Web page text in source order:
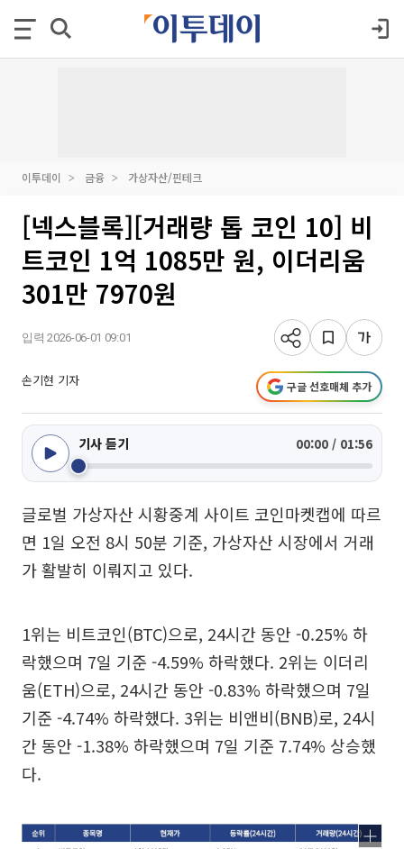
이투데이 금융 가상자산/핀테크
[넥스블록][거래량 톱 코인 10] 비
트코인 1억 1085만 원, 이더리움
301만 7970원
입력 2026-06-01 09:01
손기현 기자 구글 선호매체 추가
기사 듣기 00:00 / 01:56
글로벌 가상자산 시황중계 사이트 코인마켓캡에 따르
면 1일 오전 8시 50분 기준, 가상자산 시장에서 거래
가 활발히 이뤄지고 있다.
1위는 비트코인(BTC)으로, 24시간 동안 -0.25% 하
락했으며 7일 기준 -4.59% 하락했다. 2위는 이더리
움(ETH)으로, 24시간 동안 -0.83% 하락했으며 7일
기준 -4.74% 하락했다. 3위는 비앤비(BNB)로, 24시
간 동안 -1.38% 하락했으며 7일 기준 7.74% 상승했
다.